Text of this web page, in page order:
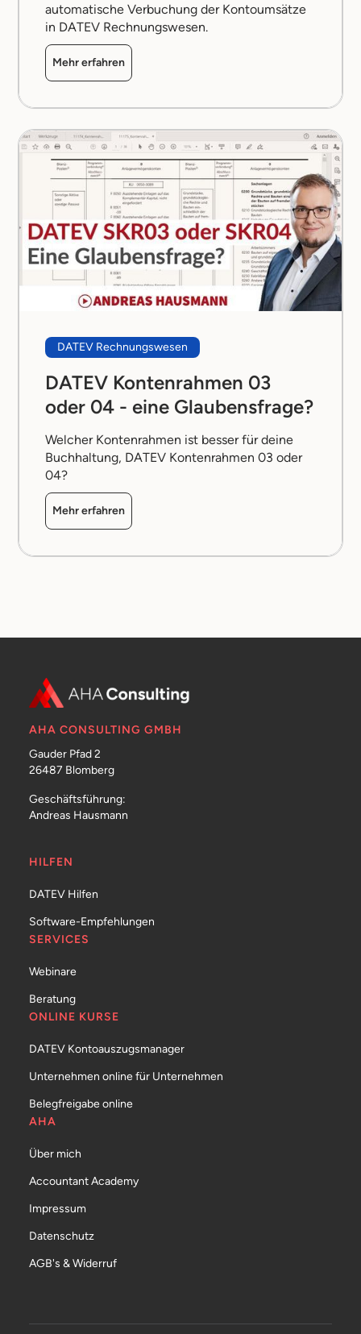
automatische Verbuchung der Kontoumsätze
in DATEV Rechnungswesen.
Mehr erfahren
DATEV Rechnungswesen
DATEV Kontenrahmen 03
oder 04 - eine Glaubensfrage?
Welcher Kontenrahmen ist besser für deine
Buchhaltung, DATEV Kontenrahmen 03 oder
04?
Mehr erfahren
AHA CONSULTING GMBH
Gauder Pfad 2
26487 Blomberg
Geschäftsführung:
Andreas Hausmann
HILFEN
DATEV Hilfen
Software-Empfehlungen
SERVICES
Webinare
Beratung
ONLINE KURSE
DATEV Kontoauszugsmanager
Unternehmen online für Unternehmen
Belegfreigabe online
AHA
Über mich
Accountant Academy
Impressum
Datenschutz
AGB's & Widerruf